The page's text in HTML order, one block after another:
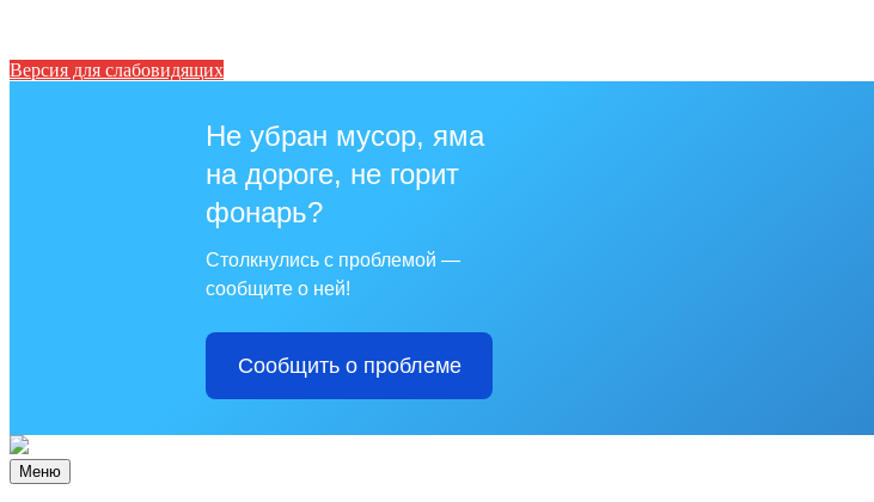
Версия для слабовидящих
Не убран мусор, яма
на дороге, не горит
фонарь?
Столкнулись с проблемой —
сообщите о ней!
Сообщить о проблеме
Меню